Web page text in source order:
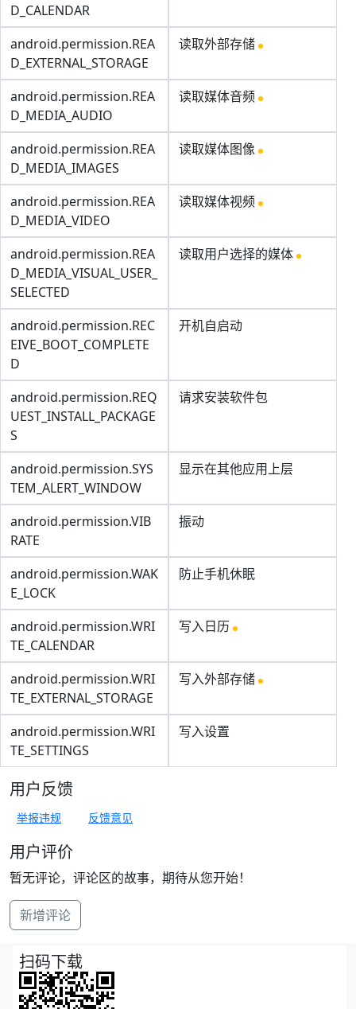
D_CALENDAR
android.permission.REA
D_EXTERNAL_STORAGE
读取外部存储
android.permission.REA
D_MEDIA_AUDIO
读取媒体音频
android.permission.REA
D_MEDIA_IMAGES
读取媒体图像
android.permission.REA
D_MEDIA_VIDEO
读取媒体视频
android.permission.REA
D_MEDIA_VISUAL_USER_
SELECTED
读取用户选择的媒体
android.permission.REC
EIVE_BOOT_COMPLETE
D
开机自启动
android.permission.REQ
UEST_INSTALL_PACKAGE
S
请求安装软件包
android.permission.SYS
TEM_ALERT_WINDOW
显示在其他应用上层
android.permission.VIB
RATE
振动
android.permission.WAK
E_LOCK
防止手机休眠
android.permission.WRI
TE_CALENDAR
写入日历
android.permission.WRI
TE_EXTERNAL_STORAGE
写入外部存储
android.permission.WRI
TE_SETTINGS
写入设置
用户反馈
举报违规 反馈意见
用户评价
暂无评论，评论区的故事，期待从您开始！
新增评论
扫码下载